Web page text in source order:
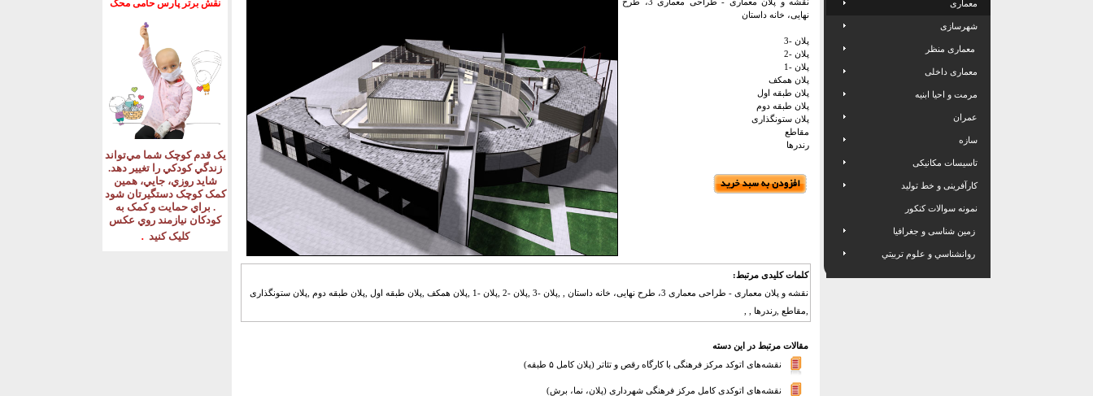
نقش برتر پارس حامی محک
يک قدم کوچک شما مي‌تواند
زندگي کودکي را تغيير دهد.
شايد روزي، جايي، همين
کمک کوچک دستگيرتان شود
. براي حمايت و کمک به
کودکان نيازمند روي عکس
کليک کنيد .
نهایی، خانه داستان
پلان -3
پلان -2
پلان -1
پلان همکف
پلان طبقه اول
پلان طبقه دوم
پلان ستونگذاری
مقاطع
رندرها
کلمات کلیدی مرتبط:
نقشه و پلان معماری - طراحی معماری 3، طرح نهایی، خانه داستان , ,پلان -3 ,پلان -2 ,پلان -1 ,پلان همکف ,پلان طبقه اول ,پلان طبقه دوم ,پلان ستونگذاری
,مقاطع ,رندرها , ,
مقالات مرتبط در این دسته
نقشه‌های اتوکد مرکز فرهنگی با کارگاه رقص و تئاتر (پلان کامل ۵ طبقه)
نقشه‌های اتوکدی کامل مرکز فرهنگی شهرداری (پلان، نما، برش)
معماری
شهرسازی
معماری منظر
معماری داخلی
مرمت و احیا ابنیه
عمران
سازه
تاسیسات مکانیکی
کارآفرینی و خط تولید
نمونه سوالات کنکور
زمین شناسی و جغرافیا
روانشناسي و علوم تربيتي